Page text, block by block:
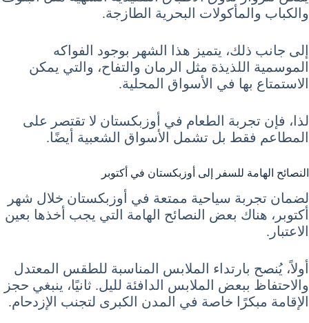
والكباب والمأكولات البحرية الطازجة.
إلى جانب ذلك، يتميز هذا الشهر بوجود الفواكه
الموسمية اللذيذة مثل الرمان والتفاح، والتي يمكن
الاستمتاع بها في الأسواق المحلية.
لذا، فإن تجربة الطعام في أوزبكستان لا تقتصر على
المطاعم فقط بل تشمل الأسواق الشعبية أيضًا.
النصائح الهامة للسفر إلى أوزبكستان في أكتوبر
لضمان تجربة سياحية ممتعة في أوزبكستان خلال شهر
أكتوبر، هناك بعض النصائح الهامة التي يجب أخذها بعين
الاعتبار.
أولاً، يُنصح بارتداء الملابس المناسبة للطقس المعتدل
والاحتفاظ ببعض الملابس الدافئة لليل. ثانيًا، ينبغي حجز
الإقامة مبكرًا خاصة في المدن الكبرى لتجنب الإزدحام.